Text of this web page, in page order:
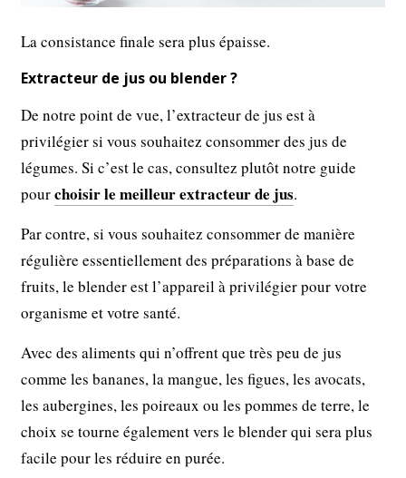
La consistance finale sera plus épaisse.
Extracteur de jus ou blender ?
De notre point de vue, l’extracteur de jus est à
privilégier si vous souhaitez consommer des jus de
légumes. Si c’est le cas, consultez plutôt notre guide
pourchoisir le meilleur extracteur de jus.
Par contre, si vous souhaitez consommer de manière
régulière essentiellement des préparations à base de
fruits, le blender est l’appareil à privilégier pour votre
organisme et votre santé.
Avec des aliments qui n’offrent que très peu de jus
comme les bananes, la mangue, les figues, les avocats,
les aubergines, les poireaux ou les pommes de terre, le
choix se tourne également vers le blender qui sera plus
facile pour les réduire en purée.